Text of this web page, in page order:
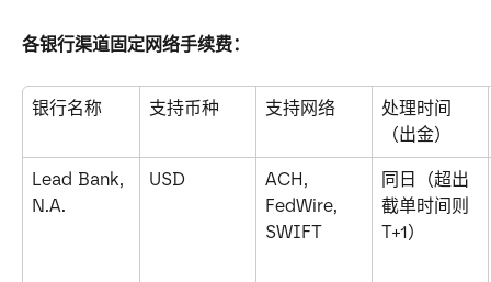
各银行渠道固定网络手续费：
银行名称 支持币种 支持网络
处理时间
（出金）
Lead Bank,
N.A.
USD
ACH,
FedWire,
SWIFT
同日（超出
截单时间则
T+1）